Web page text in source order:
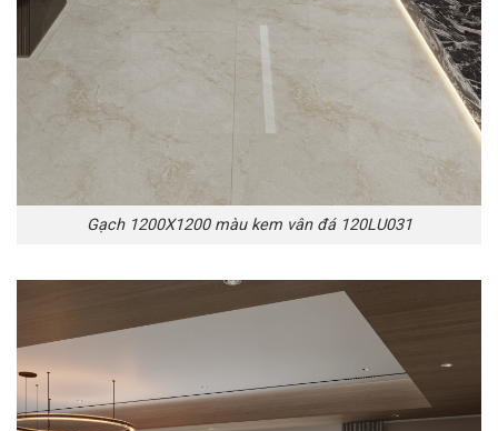
Gạch 1200X1200 màu kem vân đá 120LU031